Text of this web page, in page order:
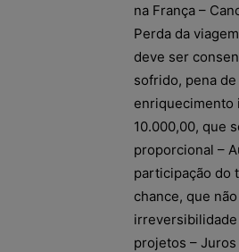
na França –
Perda da
deve ser
sofrido, pena
enriquecimento
10.000,00, que
proporcional –
participação do
chance, que
projetos –